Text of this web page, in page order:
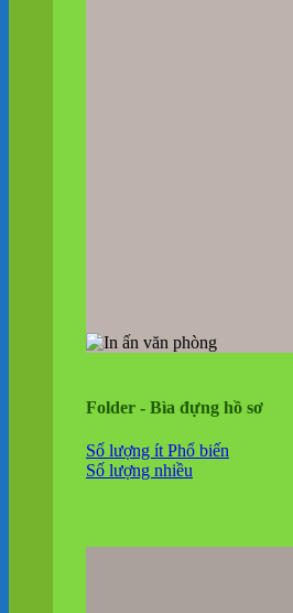
Folder - Bìa đựng hồ sơ
Số lượng ít
Số lượng nhiều